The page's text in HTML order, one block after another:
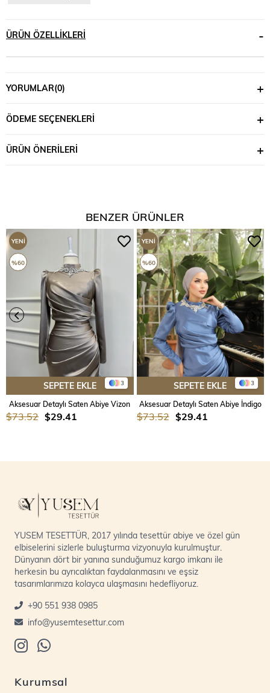
ÜRÜN ÖZELLIKLERI
YORUMLAR(0)
ÖDEME SEÇENEKLERI
ÜRÜN ÖNERILERI
BENZER ÜRÜNLER
3
SEPETE EKLE
Aksesuar Detaylı Saten Abiye Vizon
$29.41
$73.52
YENI
ÜRÜN
%60
3
SEPETE EKLE
Aksesuar Detaylı Saten Abiye İndigo
$29.41
$73.52
YENI
ÜRÜN
%60
YUSEM TESETTÜR, 2017 yılında tesettür abiye ve özel gün
elbiselerini sizlerle buluşturma vizyonuyla kurulmuştur.
Dünyanın dört bir yanına sunduğumuz kargo imkanı ile
herkesin bu ayrıcalıktan faydalanmasını ve eşsiz
tasarımlarımıza kolayca ulaşmasını hedefliyoruz.
+90 551 938 0985
info@yusemtesettur.com
Kurumsal